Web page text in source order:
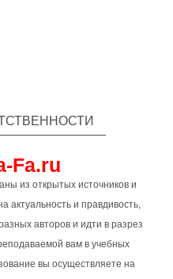
Fa.ru
из открытых источников и
актуальность и правдивость,
авторов и идти в разрез
вам в учебных
вы осуществляете на